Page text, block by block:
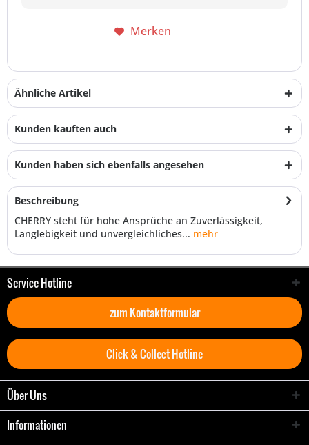
Merken
Ähnliche Artikel
Kunden kauften auch
Kunden haben sich ebenfalls angesehen
Beschreibung
CHERRY steht für hohe Ansprüche an Zuverlässigkeit,
Langlebigkeit und unvergleichliches... mehr
Service Hotline
zum Kontaktformular
Click & Collect Hotline
Über Uns
Informationen